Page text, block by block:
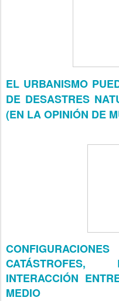
EL URBANISMO
DE DESASTRES
(EN LA OPINIÓN DE
CATÁSTROFES,
INTERACCIÓN
MEDIO